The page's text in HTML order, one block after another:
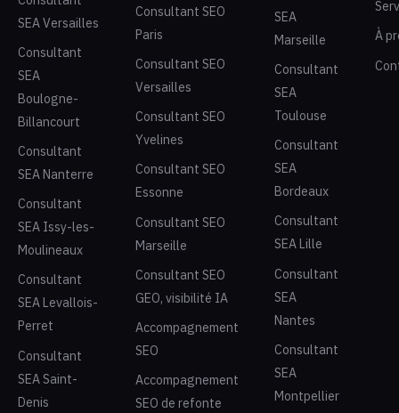
SEA Versailles
Consultant
SEA
Boulogne-
Billancourt
Consultant
SEA Nanterre
Consultant
SEA Issy-les-
Moulineaux
Consultant
SEA Levallois-
Perret
Consultant
SEA Saint-
Denis
Consultant SEO
Paris
Consultant SEO
Versailles
Consultant SEO
Yvelines
Consultant SEO
Essonne
Consultant SEO
Marseille
Consultant SEO
GEO, visibilité IA
Accompagnement
SEO
Accompagnement
SEO de refonte
SEA
Marseille
Consultant
SEA
Toulouse
Consultant
SEA
Bordeaux
Consultant
SEA Lille
Consultant
SEA
Nantes
Consultant
SEA
Montpellier
À